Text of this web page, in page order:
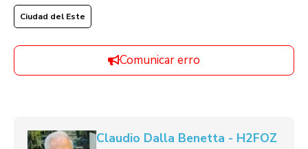
Ciudad del Este
Comunicar erro
Claudio Dalla Benetta - H2FOZ